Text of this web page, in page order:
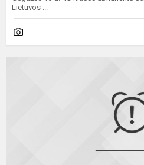
Lietuvos ...